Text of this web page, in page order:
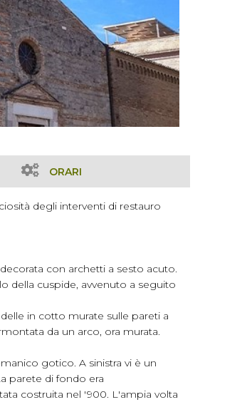
ORARI
degli interventi di restauro
con archetti a sesto acuto.
della cuspide, avvenuto a seguito
in cotto murate sulle pareti a
da un arco, ora murata.
gotico. A sinistra vi è un
parete di fondo era
costruita nel '900. L'ampia volta